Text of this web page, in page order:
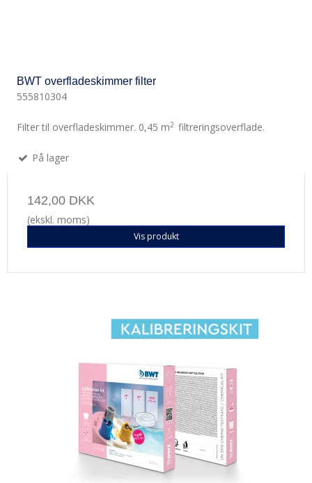
BWT overfladeskimmer filter
555810304
Filter til overfladeskimmer. 0,45 m2 filtreringsoverflade.
På lager
142,00 DKK
(ekskl. moms)
Vis produkt